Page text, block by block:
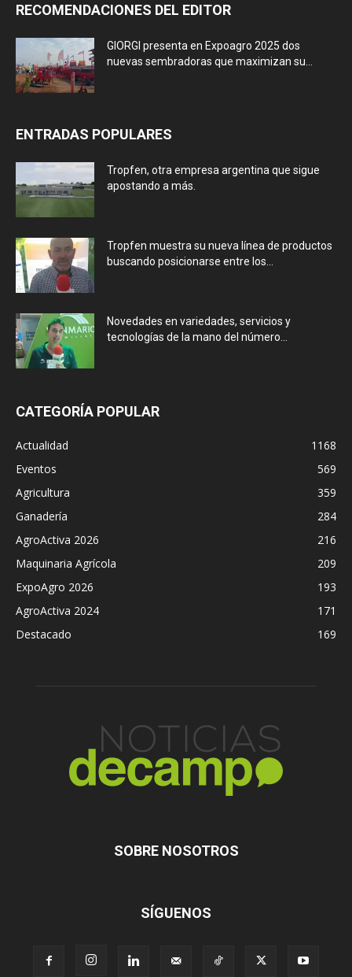
RECOMENDACIONES DEL EDITOR
GIORGI presenta en Expoagro 2025 dos
nuevas sembradoras que maximizan su...
ENTRADAS POPULARES
Tropfen, otra empresa argentina que sigue
apostando a más.
Tropfen muestra su nueva línea de productos
buscando posicionarse entre los...
Novedades en variedades, servicios y
tecnologías de la mano del número...
CATEGORÍA POPULAR
Actualidad
1168
Eventos
569
Agricultura
359
Ganadería
284
AgroActiva 2026
216
Maquinaria Agrícola
209
ExpoAgro 2026
193
AgroActiva 2024
171
Destacado
169
SOBRE NOSOTROS
SÍGUENOS